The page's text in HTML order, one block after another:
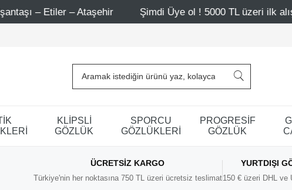
– Ataşehir Şimdi Üye ol ! 5000 TL üzeri ilk alışverişinde
KLİPSLİ
GÖZLÜK
SPORCU
GÖZLÜKLERİ
PROGRESİF
GÖZLÜK
ÜCRETSIZ KARGO
Türkiye'nin her noktasına 750 TL üzeri ücretsiz teslimat
YURTDIŞI
150 € üzeri DHL ve